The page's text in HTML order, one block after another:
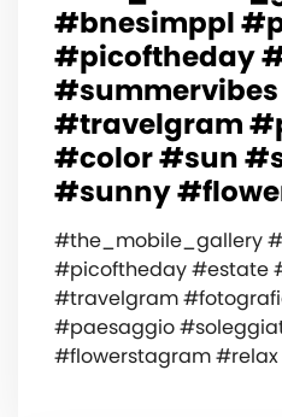
#bnesimppl
#picoftheday
#travelgram
#color #sun
#sunny
#the_mobile_gallery
#picoftheday #estate
#travelgram
#paesaggio
#flowerstagram